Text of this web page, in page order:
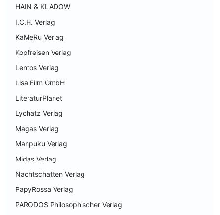
HAIN & KLADOW
I.C.H. Verlag
KaMeRu Verlag
Kopfreisen Verlag
Lentos Verlag
Lisa Film GmbH
LiteraturPlanet
Lychatz Verlag
Magas Verlag
Manpuku Verlag
Midas Verlag
Nachtschatten Verlag
PapyRossa Verlag
PARODOS Philosophischer Verlag